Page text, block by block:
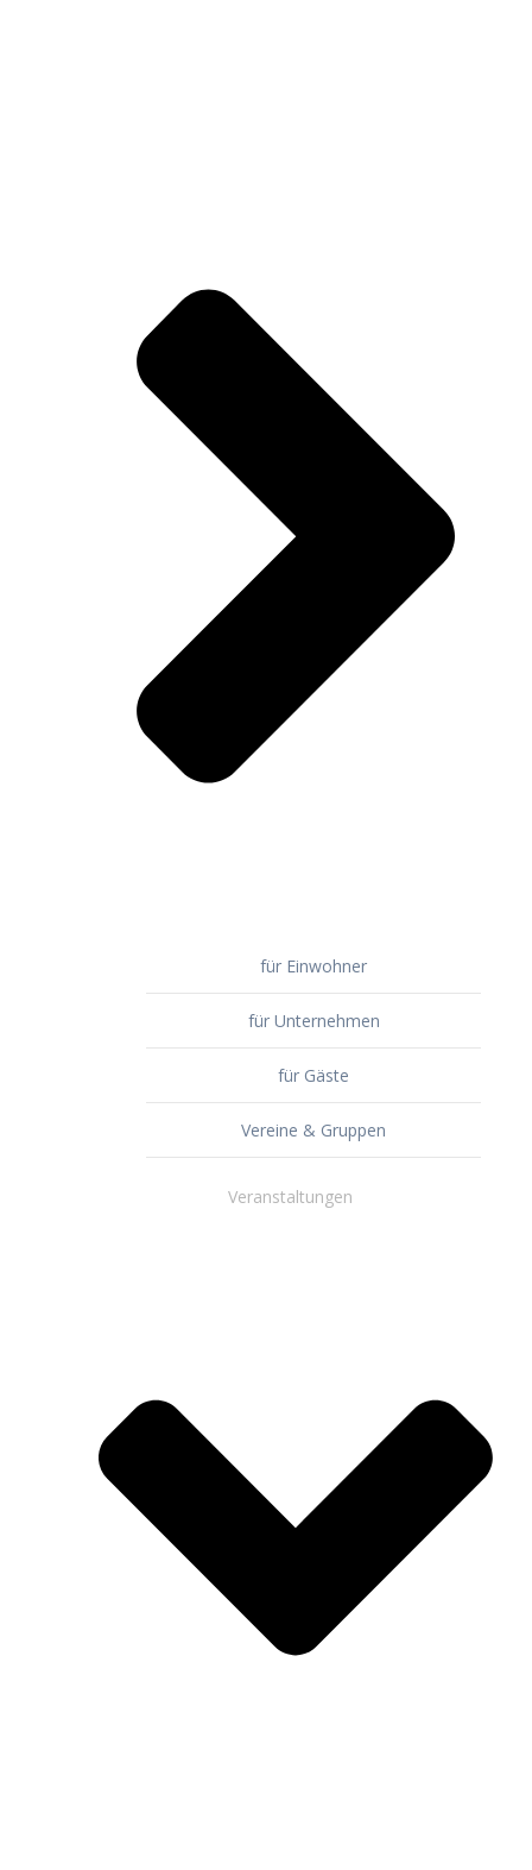
für Einwohner
für Unternehmen
für Gäste
Vereine & Gruppen
Veranstaltungen